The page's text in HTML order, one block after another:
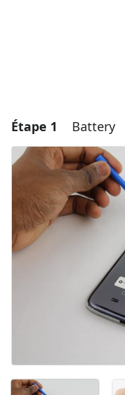
Étape 1 Battery